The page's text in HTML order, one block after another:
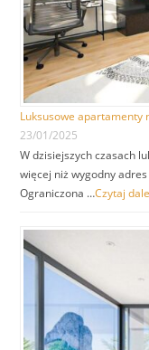
Luksusowe apartamenty
23/01/2025
W dzisiejszych czasach
więcej niż wygodny
Ograniczona …Czytaj